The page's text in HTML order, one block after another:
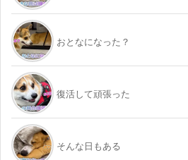
おとなになった？
復活して頑張った
そんな日もある